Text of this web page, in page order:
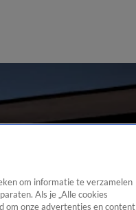
om informatie te verzamelen
Als je „Alle cookies
om onze advertenties en content